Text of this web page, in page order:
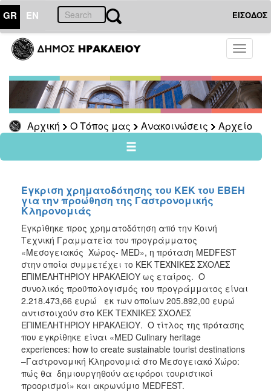
GR EN ΕΙΣΟΔΟΣ
Toggle
Αρχική Ο Τόπος μας Ανακοινώσεις Αρχείο
ΤΟΠΟΣ
ΜΑΣ
Ανακοινώσεις
Αρχείο
2026
2024
2022
2021
2020
2019
2018
2017
2016
2015
2012
2011
Έγκριση χρηματοδότησης του ΚΕΚ του ΕΒΕΗ
για την προώθηση της Γαστρονομικής
Κληρονομιάς
Εγκρίθηκε προς χρηματοδότηση από την Κοινή
Τεχνική Γραμματεία του προγράμματος
«Μεσογειακός Χώρος- MED», η πρόταση MEDFEST
στην οποία συμμετέχει το ΚΕΚ ΤΕΧΝΙΚΕΣ ΣΧΟΛΕΣ
ΕΠΙΜΕΛΗΤΗΡΙΟΥ ΗΡΑΚΛΕΙΟΥ ως εταίρος. Ο
συνολικός προϋπολογισμός του προγράμματος είναι
2.218.473,66 ευρώ εκ των οποίων 205.892,00 ευρώ
αντιστοιχούν στο ΚΕΚ ΤΕΧΝΙΚΕΣ ΣΧΟΛΕΣ
ΕΠΙΜΕΛΗΤΗΡΙΟΥ ΗΡΑΚΛΕΙΟΥ. Ο τίτλος της πρότασης
που εγκρίθηκε είναι «MED Culinary heritage
experiences: how to create sustainable tourist destinations
–Γαστρονομική Κληρονομιά στο Μεσογειακό Χώρο:
πώς θα δημιουργηθούν αειφόροι τουριστικοί
προορισμοί» και ακρωνύμιο MEDFEST.